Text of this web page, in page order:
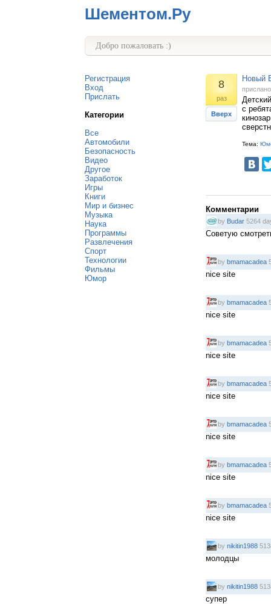
Шементом.Ру
Добро пожаловать :)
Регистрация
Вход
Прислать
Категории
Все
Автомобили
Безопасность
Видео
Другое
Заработок
Игры
Книги
Мир и бизнес
Музыка
Наука
Программы
Развлечения
Спорт
Технологии
Фильмы
Юмор
8
раз
Вверх
Новый
с
Тема:
Комментарии
by Budar 5264
Советую
by bmamacadea
nice site
by bmamacadea
nice site
by bmamacadea
nice site
by bmamacadea
nice site
by bmamacadea
nice site
by bmamacadea
nice site
by bmamacadea
nice site
by nikitin1988
молодцы
by nikitin1988
супер